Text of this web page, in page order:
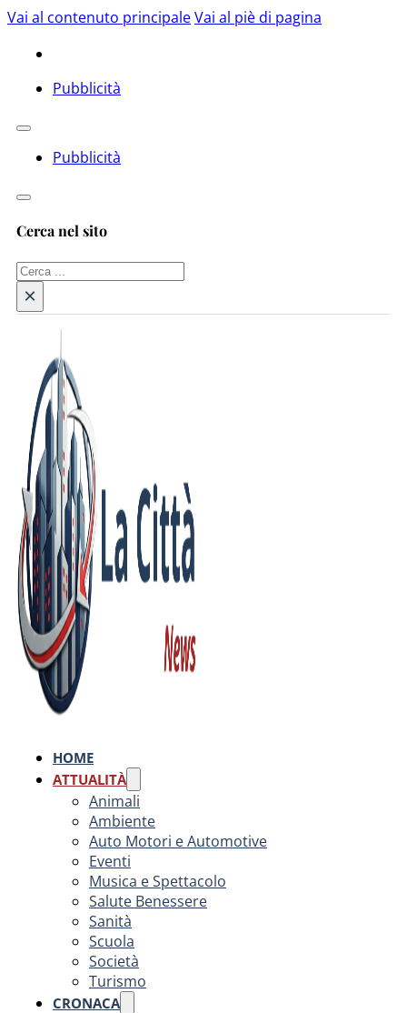
Vai al contenuto principaleVai al piè di pagina
Pubblicità
Pubblicità
Cerca nel sito
Cerca
×
HOME
ATTUALITÀ
Animali
Ambiente
Auto Motori e Automotive
Eventi
Musica e Spettacolo
Salute Benessere
Sanità
Scuola
Società
Turismo
CRONACA